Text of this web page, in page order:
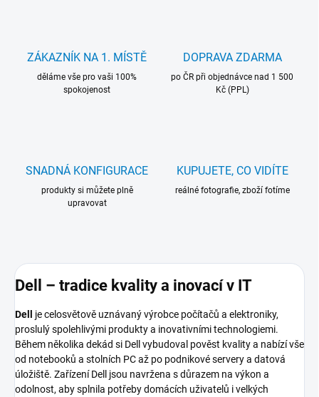
ZÁKAZNÍK NA 1. MÍSTĚ
děláme vše pro vaši 100%
spokojenost
DOPRAVA ZDARMA
po ČR při objednávce nad 1 500
Kč (PPL)
SNADNÁ KONFIGURACE
produkty si můžete plně
upravovat
KUPUJETE, CO VIDÍTE
reálné fotografie, zboží fotíme
Dell – tradice kvality a inovací v IT
Dell
je celosvětově uznávaný výrobce počítačů a elektroniky,
proslulý spolehlivými produkty a inovativními technologiemi.
Během několika dekád si Dell vybudoval pověst kvality a nabízí vše
od notebooků a stolních PC až po podnikové servery a datová
úložiště. Zařízení Dell jsou navržena s důrazem na výkon a
odolnost, aby splnila potřeby domácích uživatelů i velkých